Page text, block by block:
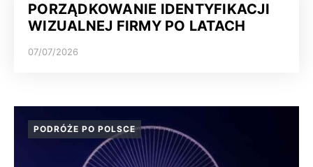
PORZĄDKOWANIE IDENTYFIKACJI
WIZUALNEJ FIRMY PO LATACH
07/07/2026
PODRÓŻE PO POLSCE